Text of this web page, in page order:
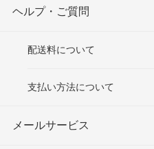
ヘルプ・ご質問
配送料について
支払い方法について
メールサービス